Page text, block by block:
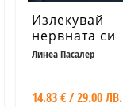
Излекувай
нервната си
система
Линеа Пасалер
14.83 € / 29.00 ЛВ.